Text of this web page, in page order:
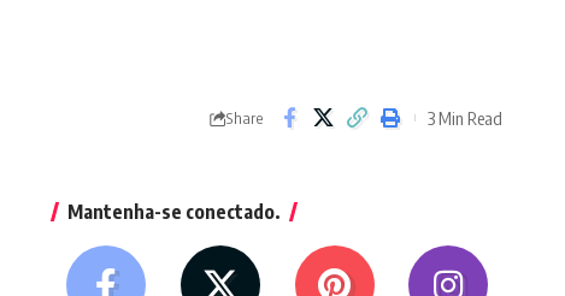
Share 3 Min Read
Mantenha-se conectado.